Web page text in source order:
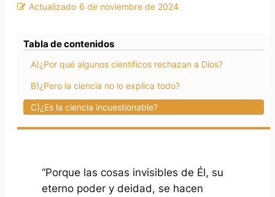
Actualizado 6 de noviembre de 2024
Tabla de contenidos
A)¿Por qué algunos científicos rechazan a Dios?
B)¿Pero la ciencia no lo explica todo?
C)¿Es la ciencia incuestionable?
“Porque las cosas invisibles de Él, su
eterno poder y deidad, se hacen